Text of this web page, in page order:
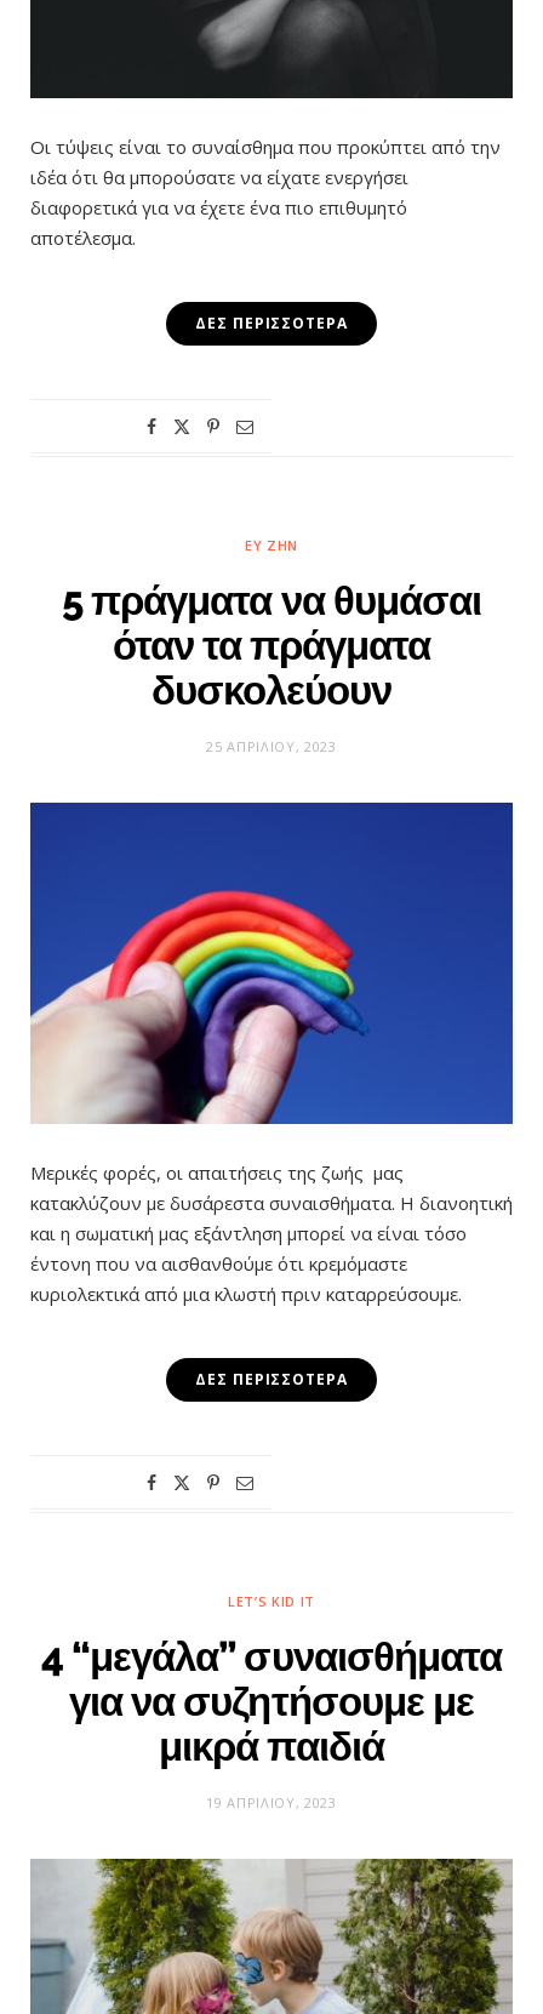
Οι τύψεις είναι το συναίσθημα που προκύπτει από την
ιδέα ότι θα μπορούσατε να είχατε ενεργήσει
διαφορετικά για να έχετε ένα πιο επιθυμητό
αποτέλεσμα.
ΔΕΣ ΠΕΡΙΣΣΌΤΕΡΑ
ΕΥ ΖΗΝ
5 πράγματα να θυμάσαι
όταν τα πράγματα
δυσκολεύουν
25 ΑΠΡΙΛΊΟΥ, 2023
Μερικές φορές, οι απαιτήσεις της ζωής μας
κατακλύζουν με δυσάρεστα συναισθήματα. Η διανοητική
και η σωματική μας εξάντληση μπορεί να είναι τόσο
έντονη που να αισθανθούμε ότι κρεμόμαστε
κυριολεκτικά από μια κλωστή πριν καταρρεύσουμε.
ΔΕΣ ΠΕΡΙΣΣΌΤΕΡΑ
LET’S KID IT
4 “μεγάλα” συναισθήματα
για να συζητήσουμε με
μικρά παιδιά
19 ΑΠΡΙΛΊΟΥ, 2023